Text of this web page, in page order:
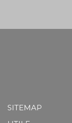
SITEMAP